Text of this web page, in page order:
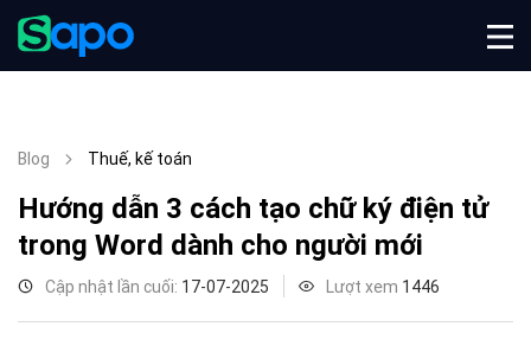
Blog Thuế, kế toán
Hướng dẫn 3 cách tạo chữ ký điện tử
trong Word dành cho người mới
Cập nhật lần cuối: 17-07-2025 Lượt xem 1446